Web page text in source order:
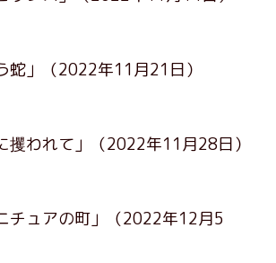
」 （2022年11月21日）
われて」 （2022年11月28日）
ュアの町」
（2022年12月5